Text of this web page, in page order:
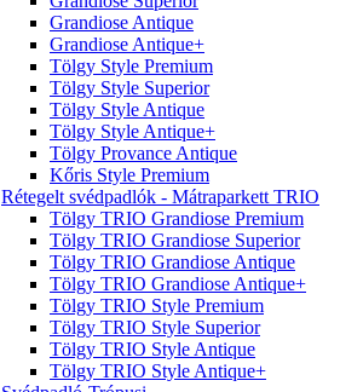
Grandiose Antique
Grandiose Antique+
Tölgy Style Premium
Tölgy Style Superior
Tölgy Style Antique
Tölgy Style Antique+
Tölgy Provance Antique
Kőris Style Premium
Rétegelt svédpadlók - Mátraparkett TRIO
Tölgy TRIO Grandiose Premium
Tölgy TRIO Grandiose Superior
Tölgy TRIO Grandiose Antique
Tölgy TRIO Grandiose Antique+
Tölgy TRIO Style Premium
Tölgy TRIO Style Superior
Tölgy TRIO Style Antique
Tölgy TRIO Style Antique+